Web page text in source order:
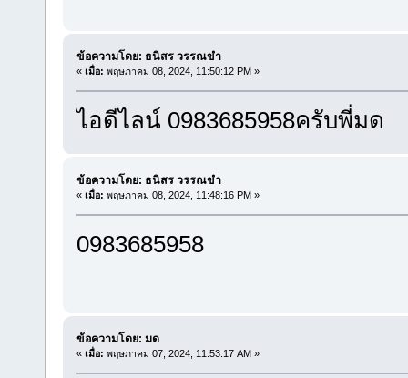
ข้อความโดย: ธนิสร วรรณขำ
« เมื่อ: พฤษภาคม 08, 2024, 11:50:12 PM »
ไอดีไลน์ 0983685958ครับพี่มด
ข้อความโดย: ธนิสร วรรณขำ
« เมื่อ: พฤษภาคม 08, 2024, 11:48:16 PM »
0983685958
ข้อความโดย: มด
« เมื่อ: พฤษภาคม 07, 2024, 11:53:17 AM »